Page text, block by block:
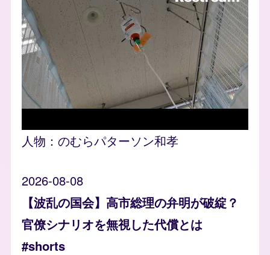
人物： のむらパターソン和孝
2026-08-08
【波乱の国会】高市総理の弁明が破綻？
官僚シナリオを無視した代償とは
#shorts